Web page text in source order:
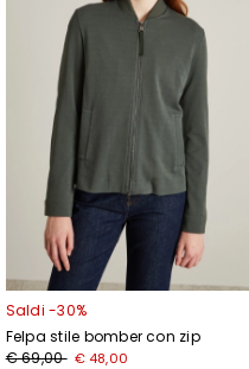
Saldi -30%
Felpa stile bomber con zip
€ 69,00 € 48,00